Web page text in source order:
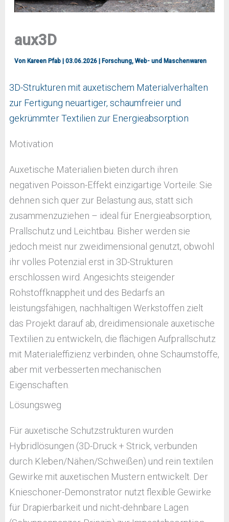
aux3D
VonKareen Pfab|03.06.2026|Forschung,Web- und Maschenwaren
3D-Strukturen mit auxetischem Materialverhalten
zur Fertigung neuartiger, schaumfreier und
gekrümmter Textilien zur Energieabsorption
Motivation
Auxetische Materialien bieten durch ihren
negativen Poisson-Effekt einzigartige Vorteile: Sie
dehnen sich quer zur Belastung aus, statt sich
zusammenzuziehen – ideal für Energieabsorption,
Prallschutz und Leichtbau. Bisher werden sie
jedoch meist nur zweidimensional genutzt, obwohl
ihr volles Potenzial erst in 3D-Strukturen
erschlossen wird. Angesichts steigender
Rohstoffknappheit und des Bedarfs an
leistungsfähigen, nachhaltigen Werkstoffen zielt
das Projekt darauf ab, dreidimensionale auxetische
Textilien zu entwickeln, die flächigen Aufprallschutz
mit Materialeffizienz verbinden, ohne Schaumstoffe,
aber mit verbesserten mechanischen
Eigenschaften.
Lösungsweg
Für auxetische Schutzstrukturen wurden
Hybridlösungen (3D-Druck + Strick, verbunden
durch Kleben/Nähen/Schweißen) und rein textilen
Gewirke mit auxetischen Mustern entwickelt. Der
Knieschoner-Demonstrator nutzt flexible Gewirke
für Drapierbarkeit und nicht-dehnbare Lagen